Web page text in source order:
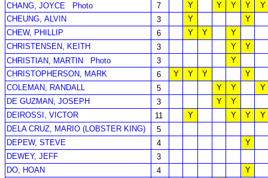
CHANG, JOYCE
Photo 7 Y Y Y Y
Y
CHEUNG, ALVIN
3 Y
Y
CHEW, PHILLIP
6 Y Y
Y
CHRISTENSEN, KEITH
3 Y
Y
CHRISTIAN, MARTIN
Photo 3
Y
CHRISTOPHERSON, MARK
6 Y Y Y
Y
COLEMAN, RANDALL
5 Y Y
Y
DE GUZMAN, JOSEPH
3 Y
Y
DEIROSSI, VICTOR
11 Y Y Y
Y
DELA CRUZ, MARIO (LOBSTER KING)
5
DEPEW, STEVE
4
Y
DEWEY, JEFF
3
DO, HOAN
4
Y